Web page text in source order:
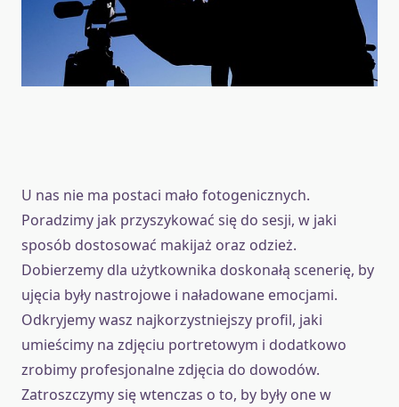
U nas nie ma postaci mało fotogenicznych.
Poradzimy jak przyszykować się do sesji, w jaki
sposób dostosować makijaż oraz odzież.
Dobierzemy dla użytkownika doskonałą scenerię, by
ujęcia były nastrojowe i naładowane emocjami.
Odkryjemy wasz najkorzystniejszy profil, jaki
umieścimy na zdjęciu portretowym i dodatkowo
zrobimy profesjonalne zdjęcia do dowodów.
Zatroszczymy się wtenczas o to, by były one w